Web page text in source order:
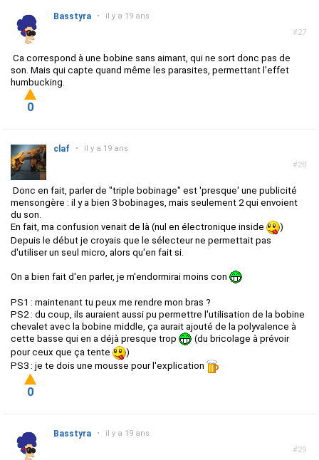
#27
Basstyra • il y a 19 ans
Ca correspond à une bobine sans aimant, qui ne sort donc pas de
son. Mais qui capte quand même les parasites, permettant l'effet
humbucking.
0
#28
claf • il y a 19 ans
Donc en fait, parler de "triple bobinage" est 'presque' une publicité
mensongère : il y a bien 3 bobinages, mais seulement 2 qui envoient
du son.
En fait, ma confusion venait de là (nul en électronique inside
)
Depuis le début je croyais que le sélecteur ne permettait pas
d'utiliser un seul micro, alors qu'en fait si.
On a bien fait d'en parler, je m'endormirai moins con
PS1 : maintenant tu peux me rendre mon bras ?
PS2 : du coup, ils auraient aussi pu permettre l'utilisation de la bobine
chevalet avec la bobine middle, ça aurait ajouté de la polyvalence à
cette basse qui en a déjà presque trop
(du bricolage à prévoir
pour ceux que ça tente
)
PS3 : je te dois une mousse pour l'explication
0
#29
Basstyra • il y a 19 ans